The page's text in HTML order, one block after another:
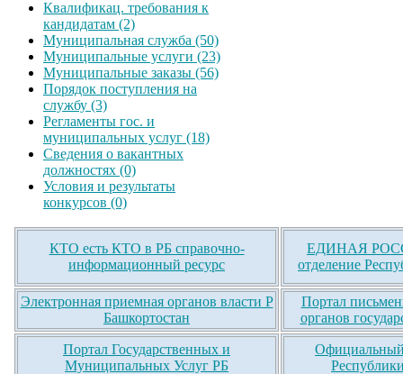
Квалификац. требования к
кандидатам (2)
Муниципальная служба (50)
Муниципальные услуги (23)
Муниципальные заказы (56)
Порядок поступления на
службу (3)
Регламенты гос. и
муниципальных услуг (18)
Сведения о вакантных
должностях (0)
Условия и результаты
конкурсов (0)
КТО есть КТО в РБ справочно-
информационный ресурс
ЕДИНАЯ
отделение
Электронная приемная органов власти Р
Башкортостан
Портал
органов
Портал Государственных и
Муниципальных Услуг РБ
Официальный